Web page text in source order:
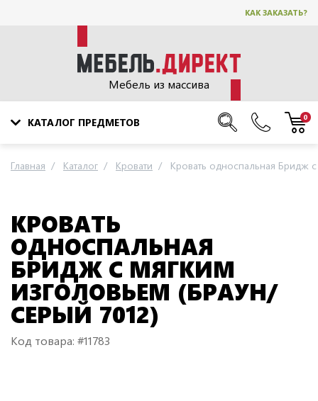
КАК ЗАКАЗАТЬ?
Мебель из массива
КАТАЛОГ ПРЕДМЕТОВ 0
Главная Каталог Кровати Кровать односпальная Бридж
КРОВАТЬ
ОДНОСПАЛЬНАЯ
БРИДЖ С МЯГКИМ
ИЗГОЛОВЬЕМ (БРАУН/
СЕРЫЙ 7012)
Код товара: #11783